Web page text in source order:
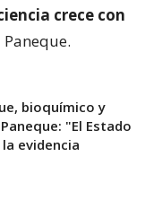
crece con
bioquímico y
"El Estado
evidencia